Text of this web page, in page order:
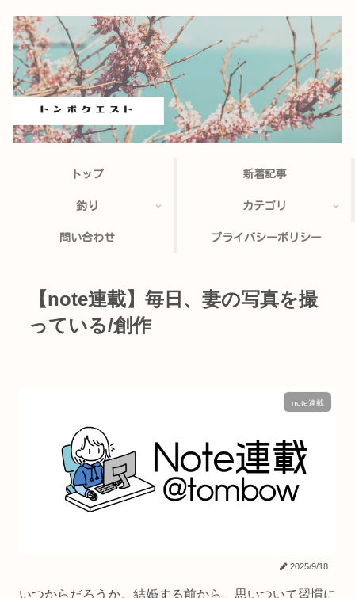
トップ 新着記事
釣り カテゴリ
問い合わせ プライバシーポリシー
【note連載】毎日、妻の写真を撮
っている/創作
note連載
2025/9/18
いつからだろうか。結婚する前から、思いついて習慣に